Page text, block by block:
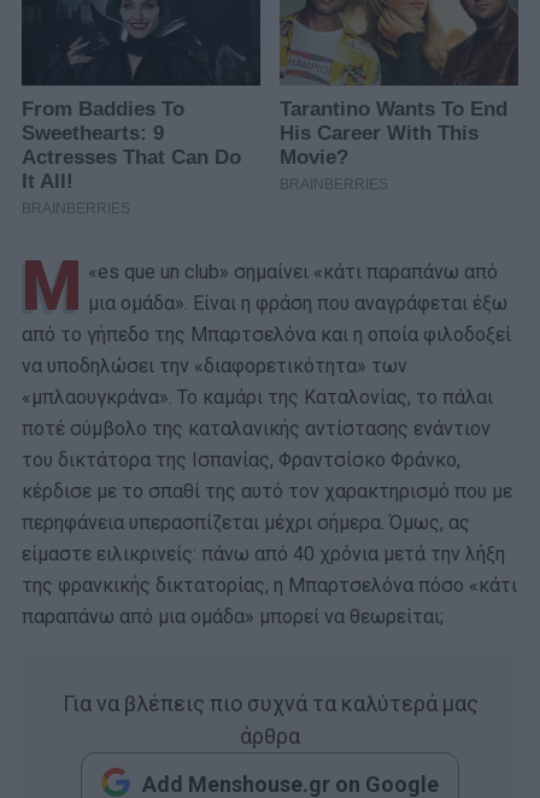
«
M es que un club» σημαίνει «κάτι παραπάνω από
μια ομάδα». Είναι η φράση που αναγράφεται έξω
από το γήπεδο της Μπαρτσελόνα και η οποία φιλοδοξεί
να υποδηλώσει την «διαφορετικότητα» των
«μπλαουγκράνα». Το καμάρι της Καταλονίας, το πάλαι
ποτέ σύμβολο της καταλανικής αντίστασης ενάντιον
του δικτάτορα της Ισπανίας, Φραντσίσκο Φράνκο,
κέρδισε με το σπαθί της αυτό τον χαρακτηρισμό που με
περηφάνεια υπερασπίζεται μέχρι σήμερα. Όμως, ας
είμαστε ειλικρινείς: πάνω από 40 χρόνια μετά την λήξη
της φρανκικής δικτατορίας, η Μπαρτσελόνα πόσο «κάτι
παραπάνω από μια ομάδα» μπορεί να θεωρείται;
Για να βλέπεις πιο συχνά τα καλύτερά μας
άρθρα
Add Menshouse.gr on Google